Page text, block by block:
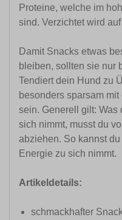
Proteine, welche im
sind. Verzichtet wird
Damit Snacks etwas
bleiben, sollten sie nur
Tendiert dein Hund zu
besonders sparsam
sein. Generell gilt: Was
sich nimmt, musst du
abziehen. So kannst
Energie zu sich nimmt.
Artikeldetails:
schmackhafter